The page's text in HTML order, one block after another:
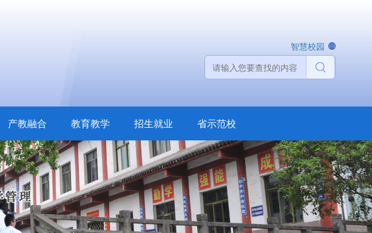
智慧校园
产教融合 教育教学 招生就业 省示范校